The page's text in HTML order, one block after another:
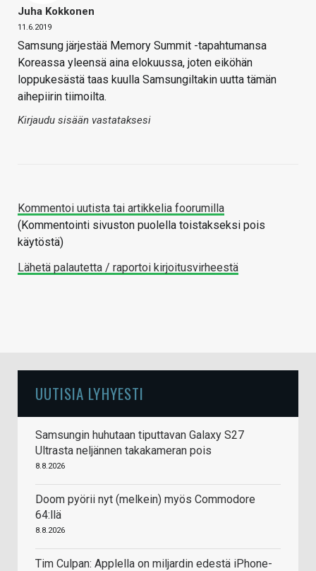
Juha Kokkonen
11.6.2019
Samsung järjestää Memory Summit -tapahtumansa
Koreassa yleensä aina elokuussa, joten eiköhän
loppukesästä taas kuulla Samsungiltakin uutta tämän
aihepiirin tiimoilta.
Kirjaudu sisään vastataksesi
Kommentoi uutista tai artikkelia foorumilla
(Kommentointi sivuston puolella toistakseksi pois
käytöstä)
Lähetä palautetta / raportoi kirjoitusvirheestä
UUTISIA LYHYESTI
Samsungin huhutaan tiputtavan Galaxy S27
Ultrasta neljännen takakameran pois
8.8.2026
Doom pyörii nyt (melkein) myös Commodore
64:llä
8.8.2026
Tim Culpan: Applella on miljardin edestä iPhone-